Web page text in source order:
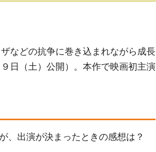
などの抗争に巻き込まれながら成長
日（土）公開）。本作で映画初主演
出演が決まったときの感想は？